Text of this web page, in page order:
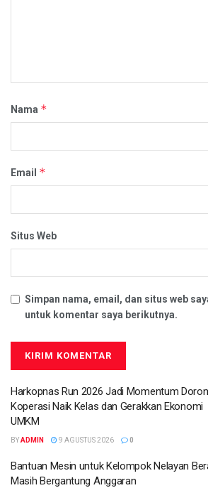
Nama *
Email *
Situs Web
Simpan nama, email, dan situs web
untuk komentar saya berikutnya.
Harkopnas Run 2026 Jadi Momentum
Koperasi Naik Kelas dan Gerakkan Ekonomi
UMKM
BYADMIN 9 AGUSTUS 2026 0
Bantuan Mesin untuk Kelompok Nelayan
Masih Bergantung Anggaran